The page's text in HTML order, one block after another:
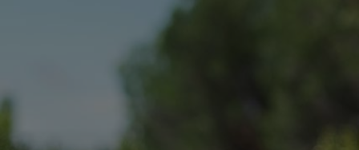
Dành cho thế giới